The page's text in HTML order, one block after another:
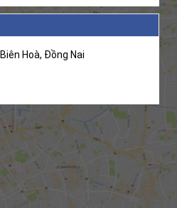
Hoà, Đồng Nai